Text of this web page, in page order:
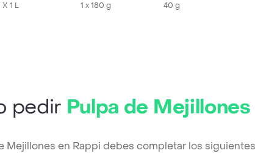
X 1 L
1 x 180 g
40 g
pedir Pulpa de Mejillones
Mejillones en Rappi debes completar los